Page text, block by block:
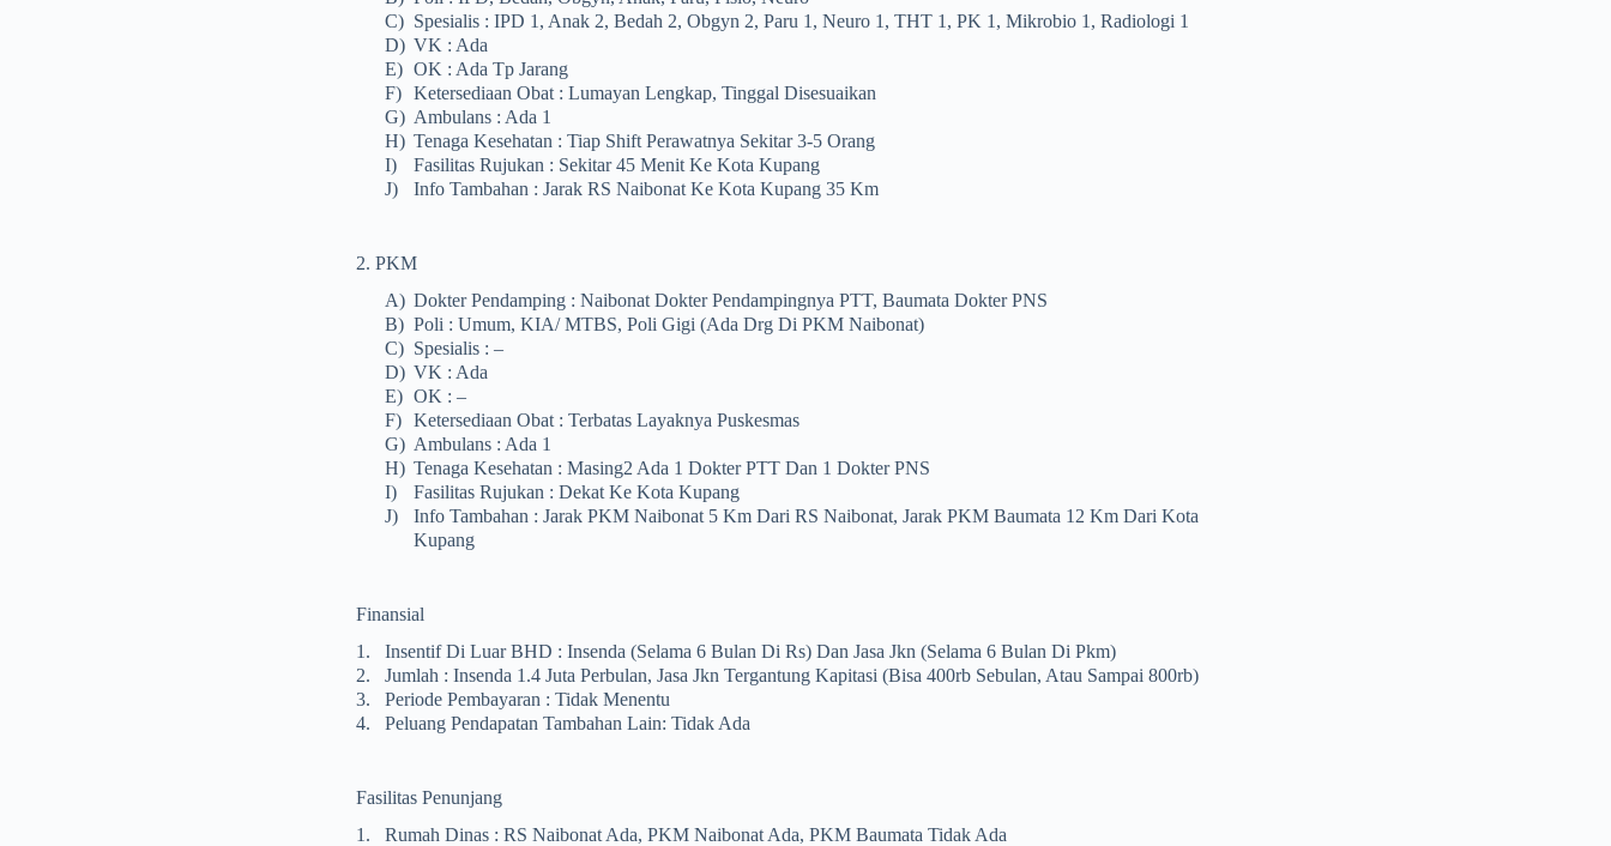
C) Spesialis : IPD 1, Anak 2, Bedah 2, Obgyn 2, Paru 1, Neuro 1, THT 1, PK 1, Mikrobio 1, Radiologi 1
D) VK : Ada
E) OK : Ada Tp Jarang
F) Ketersediaan Obat : Lumayan Lengkap, Tinggal Disesuaikan
G) Ambulans : Ada 1
H) Tenaga Kesehatan : Tiap Shift Perawatnya Sekitar 3-5 Orang
I)
Fasilitas Rujukan : Sekitar 45 Menit Ke Kota Kupang
J)
Info Tambahan : Jarak RS Naibonat Ke Kota Kupang 35 Km
2. PKM
A) Dokter Pendamping : Naibonat Dokter Pendampingnya PTT, Baumata Dokter PNS
B) Poli : Umum, KIA/ MTBS, Poli Gigi (ada Drg Di PKM Naibonat)
C) Spesialis : –
D) VK : Ada
E) OK : –
F) Ketersediaan Obat : Terbatas Layaknya Puskesmas
G) Ambulans : Ada 1
H) Tenaga Kesehatan : Masing2 Ada 1 Dokter PTT Dan 1 Dokter PNS
I)
Fasilitas Rujukan : Dekat Ke Kota Kupang
J)
Info Tambahan : Jarak PKM Naibonat 5 Km Dari RS Naibonat, Jarak PKM Baumata 12 Km Dari Kota
Kupang
Finansial
1.
Insentif Di Luar BHD : Insenda (selama 6 Bulan Di Rs) Dan Jasa Jkn (selama 6 Bulan Di Pkm)
2.
Jumlah : Insenda 1.4 Juta Perbulan, Jasa Jkn Tergantung Kapitasi (bisa 400rb Sebulan, Atau Sampai 800rb)
3.
Periode Pembayaran : Tidak Menentu
4.
Peluang Pendapatan Tambahan Lain: Tidak Ada
Fasilitas Penunjang
1.
Rumah Dinas : RS Naibonat Ada, PKM Naibonat Ada, PKM Baumata Tidak Ada